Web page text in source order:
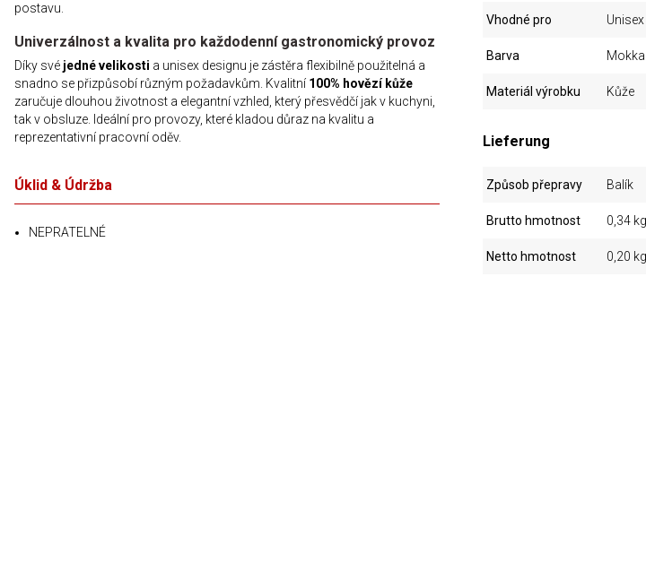
postavu.
Univerzálnost a kvalita pro každodenní gastronomický provoz
Díky své jedné velikosti a unisex designu je zástěra flexibilně použitelná a
snadno se přizpůsobí různým požadavkům. Kvalitní 100% hovězí kůže
zaručuje dlouhou životnost a elegantní vzhled, který přesvědčí jak v kuchyni,
tak v obsluze. Ideální pro provozy, které kladou důraz na kvalitu a
reprezentativní pracovní oděv.
Úklid & Údržba
NEPRATELNÉ
Vhodné pro Unisex
Barva Mokka
Materiál výrobku Kůže
Lieferung
Způsob přepravy Balík
Brutto hmotnost 0,34 kg
Netto hmotnost 0,20 kg